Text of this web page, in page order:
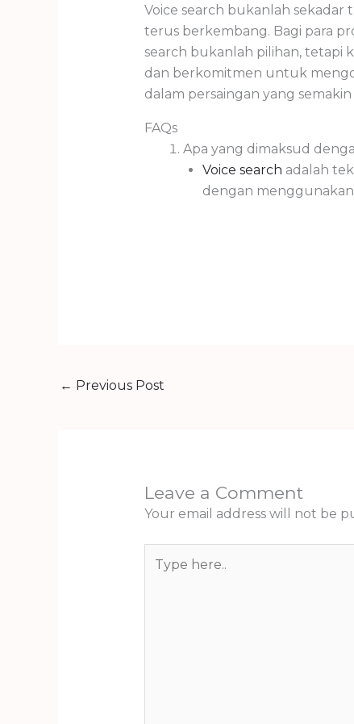
Voice search bukanlah
terus berkembang. Bagi para
search bukanlah pilihan, tetapi
dan berkomitmen untuk
dalam persaingan yang
FAQs
Apa yang dimaksud
Voice search adalah
dengan
← Previous Post
Leave a Comment
Your email address will not be
here..